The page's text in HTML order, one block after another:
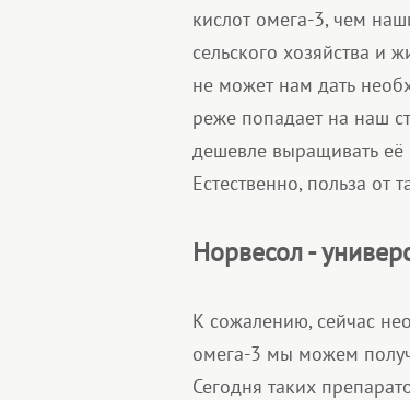
кислот омега-3, чем
сельского хозяйства и
не может нам дать
реже попадает на наш
дешевле выращивать
Естественно, польза
Норвесол -
К сожалению, сейчас
омега-3 мы можем
Сегодня таких